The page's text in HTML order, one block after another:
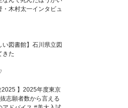
・木村太一インタビュ
い図書館】石川県立図
きた
2025 】2025年度東京
志願者数から言える